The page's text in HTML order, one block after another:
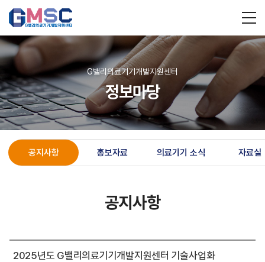
G밸리의료기기개발지원센터
정보마당
공지사항 홍보자료 의료기기 소식 자료실
공지사항
2025년도 G밸리의료기기개발지원센터 기술사업화